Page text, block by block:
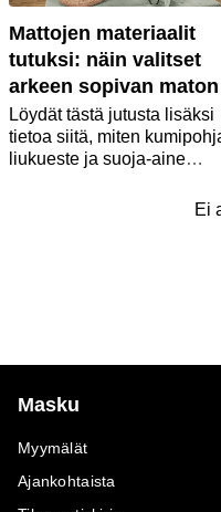
Mattojen materiaalit
tutuksi: näin valitset
arkeen sopivan maton
Löydät tästä jutusta lisäksi
tietoa siitä, miten
liukueste ja suoja-aine
käytännön tasolla. Mukana
Ei
Masku
Myymälät
Ajankohtaista